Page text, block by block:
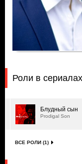
Роли в сериалах
Блудный сын
Prodigal Son
ВСЕ РОЛИ (1)